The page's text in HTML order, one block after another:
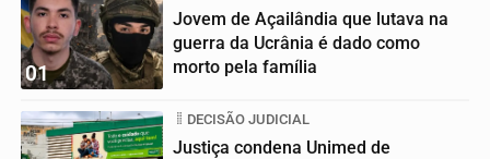
01
Jovem de Açailândia que lutava na
guerra da Ucrânia é dado como
morto pela família
DECISÃO JUDICIAL
Justiça condena Unimed de